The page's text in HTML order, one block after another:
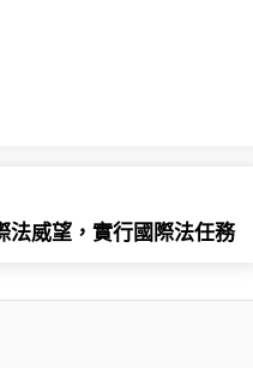
法威望，實行國際法任務